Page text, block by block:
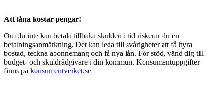
Att låna kostar pengar!
Om du inte kan betala tillbaka skulden i tid riskerar du en
betalningsanmärkning, Det kan leda till svårigheter att få hyra
bostad, teckna abonnemang och få nya lån. För stöd, vänd dig till
budget- och skuldrådgivare i din kommun. Konsumentuppgifter
finns på konsumentverket.se